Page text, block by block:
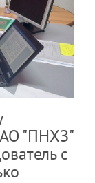
АО "ПНХЗ"
с